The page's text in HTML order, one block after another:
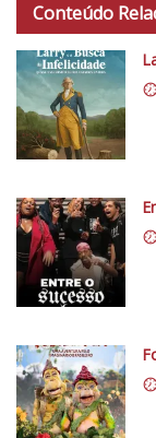
o
C
r
í
t
c
o
5
1
Conteúdo